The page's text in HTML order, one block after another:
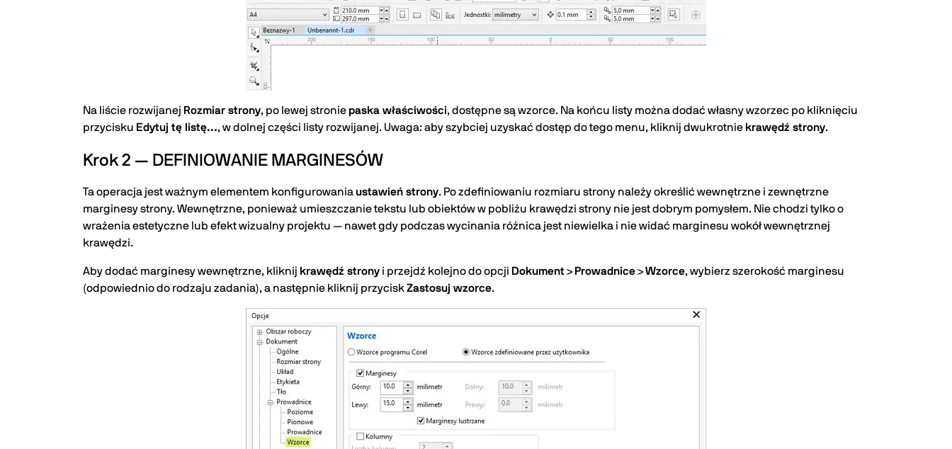
Na liście rozwijanej Rozmiar strony, po lewej stronie paska właściwości, dostępne są wzorce. Na końcu listy można dodać własny wzorzec po kliknięciu
przycisku Edytuj tę listę…, w dolnej części listy rozwijanej. Uwaga: aby szybciej uzyskać dostęp do tego menu, kliknij dwukrotnie krawędź strony.
Krok 2 — DEFINIOWANIE MARGINESÓW
Ta operacja jest ważnym elementem konfigurowaniaustawień strony. Po zdefiniowaniu rozmiaru strony należy określić wewnętrzne i zewnętrzne
marginesy strony. Wewnętrzne, ponieważ umieszczanie tekstu lub obiektów w pobliżu krawędzi strony nie jest dobrym pomysłem. Nie chodzi tylko o
wrażenia estetyczne lub efekt wizualny projektu — nawet gdy podczas wycinania różnica jest niewielka i nie widać marginesu wokół wewnętrznej
krawędzi.
Aby dodać marginesy wewnętrzne, kliknij krawędź strony i przejdź kolejno do opcji Dokument> Prowadnice>Wzorce, wybierz szerokość marginesu
(odpowiednio do rodzaju zadania), a następnie kliknij przyciskZastosuj wzorce.